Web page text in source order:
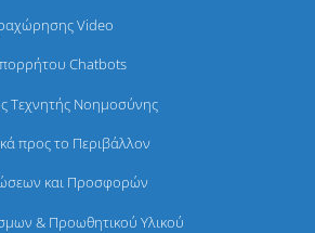
Video
Chatbots
Τεχνητής Νοημοσύνης
προς το Περιβάλλον
και Προσφορών
& Προωθητικού Υλικού